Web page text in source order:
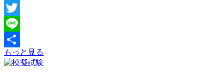
Facebook
Twitter
Line
共
もっと見る